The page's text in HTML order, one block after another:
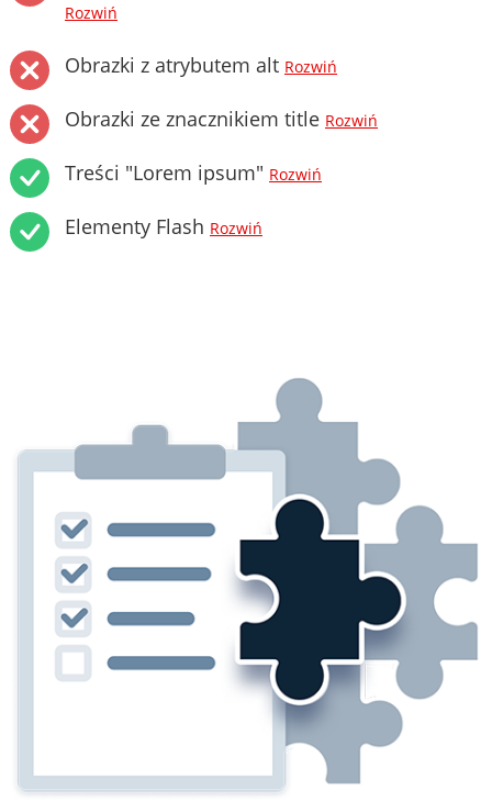
Rozwiń
Obrazki z atrybutem alt Rozwiń
Obrazki ze znacznikiem title Rozwiń
Treści "Lorem ipsum" Rozwiń
Elementy Flash Rozwiń